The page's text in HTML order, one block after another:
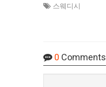
스웨디시
0 Comments